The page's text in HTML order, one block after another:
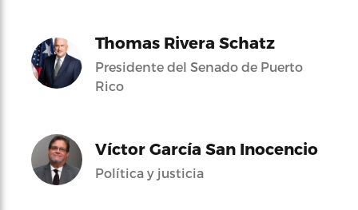
Thomas Rivera Schatz
Presidente del Senado de Puerto
Rico
Víctor García San Inocencio
Política y justicia